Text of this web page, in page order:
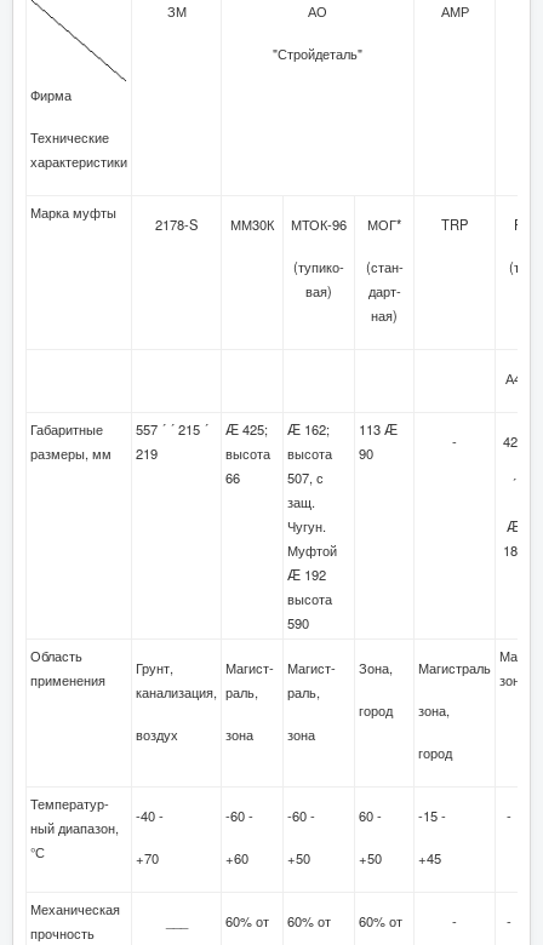
Фирма
Технические
характеристики
ЗМ АО
"Стройдеталь"
АМР
Марка муфты
2178-S ММ30К МТОК-96
(тупико-
вая)
МОГ*
(стан-
дарт-
ная)
TRP
А4
Габаритные
размеры, мм
557 ´ ´ 215 ´
219
Æ 425;
высота
66
Æ 162;
высота
507, с
защ.
Чугун.
Муфтой
Æ 192
высота
590
113 Æ
90
- 420
´
Æ
180
Область
применения
Грунт,
канализация,
воздух
Магист-
раль,
зона
Магист-
раль,
зона
Зона,
город
Магистраль
зона,
город
зона,
Температур-
ный диапазон,
°С
-40 -
+70
-60 -
+60
-60 -
+50
60 -
+50
-15 -
+45
-
Механическая
прочность
60% от 60% от 60% от - -